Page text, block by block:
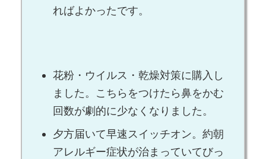
ればよかったです。
花粉・ウイルス・乾燥対策に購入し
ました。こちらをつけたら鼻をかむ
回数が劇的に少なくなりました。
夕方届いて早速スイッチオン。約朝
アレルギー症状が治まっていてびっ